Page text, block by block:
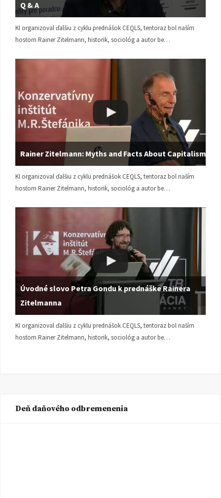
Q & A
KI organizoval ďalšiu z cyklu prednášok CEQLS, tentoraz bol naším
hosťom Rainer Zitelmann, historik, sociológ a autor be…
Rainer Zitelmann: Myths and Facts About Capitalism
KI organizoval ďalšiu z cyklu prednášok CEQLS, tentoraz bol naším
hosťom Rainer Zitelmann, historik, sociológ a autor be…
Úvodné slovo Petra Gondu k prednáške Rainera
Zitelmanna
KI organizoval ďalšiu z cyklu prednášok CEQLS, tentoraz bol naším
hosťom Rainer Zitelmann, historik, sociológ a autor be…
Deň daňového odbremenenia